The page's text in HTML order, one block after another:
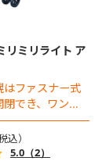
リミリライト ア
はファスナー式
でき、ワンち
ゃんの抜け出し
ー部前面にメ
された通気性
5.0（2）